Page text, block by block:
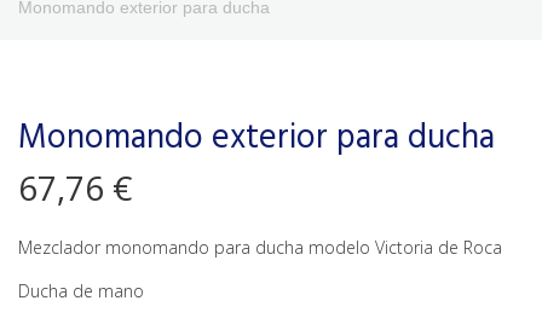
Monomando exterior para ducha
Monomando exterior para ducha
67,76 €
Mezclador monomando para ducha modelo Victoria de Roca
Ducha de mano